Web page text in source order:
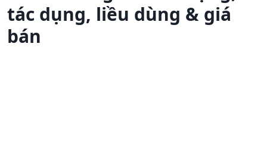
tác dụng, liều dùng & giá
bán